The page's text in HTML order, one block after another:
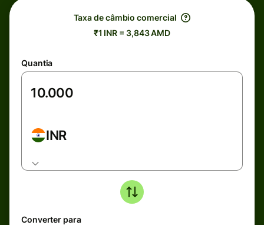
Taxa de câmbio comercial
₹1 INR = 3,843 AMD
Quantia
INR
Converter para